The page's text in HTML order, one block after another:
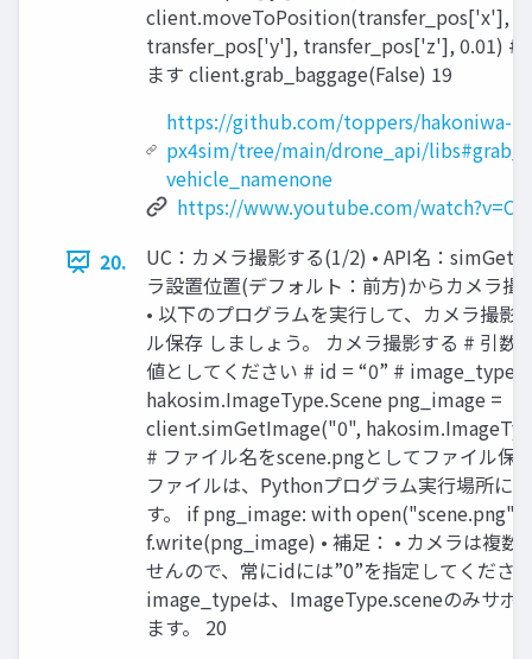
client.moveToPosition(transfer_pos['x'],
transfer_pos['y'], transfer_pos['z'], 0.01) #
ます client.grab_baggage(False) 19
https://github.com/toppers/hakoniwa-
px4sim/tree/main/drone_api/
vehicle_namenone
https://www.youtube.com/
20.
UC：カメラ撮影する(1/2) • API名：
ラ設置位置(デフォルト：前方)からカメラ撮
• 以下のプログラムを実行して、カメラ撮影
ル保存 しましょう。 カメラ撮影する # 引数
値としてください # id = “0” # image_type =
hakosim.ImageType.Scene png_image =
client.simGetImage("0",
# ファイル名をscene.pngとしてファイル保
ファイルは、Pythonプログラム実行場所に
す。 if png_image: with open("scene.png",
f.write(png_image) • 補足： • カメラは複数
せんので、常にidには”0”を指定してくださ
image_typeは、ImageType.sceneのみサポ
ます。 20